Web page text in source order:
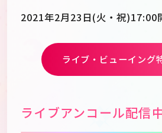
2021年2月23日(火・祝)17:00
ライブ・ビューイング
ライブアンコール配信